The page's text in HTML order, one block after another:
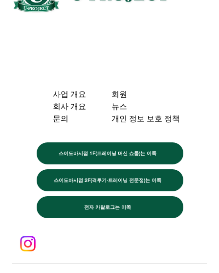
스이도바시점 1F(트레이닝 머신 쇼룸)는 이쪽
스이도바시점 2F(격투기·트레이닝 전문점)는 이쪽
전자 카탈로그는 이쪽
사업 개요
회원
회사 개요
뉴스
문의
개인 정보 보호 정책